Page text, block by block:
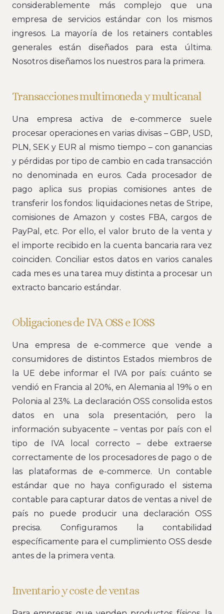
considerablemente más complejo que una
empresa de servicios estándar con los mismos
ingresos. La mayoría de los retainers contables
generales están diseñados para esta última.
Nosotros diseñamos los nuestros para la primera.
Transacciones multimoneda y multicanal
Una empresa activa de e-commerce suele
procesar operaciones en varias divisas – GBP, USD,
PLN, SEK y EUR al mismo tiempo – con ganancias
y pérdidas por tipo de cambio en cada transacción
no denominada en euros. Cada procesador de
pago aplica sus propias comisiones antes de
transferir los fondos: liquidaciones netas de Stripe,
comisiones de Amazon y costes FBA, cargos de
PayPal, etc. Por ello, el valor bruto de la venta y
el importe recibido en la cuenta bancaria rara vez
coinciden. Conciliar estos datos en varios canales
cada mes es una tarea muy distinta a procesar un
extracto bancario estándar.
Obligaciones de IVA OSS e IOSS
Una empresa de e-commerce que vende a
consumidores de distintos Estados miembros de
la UE debe informar el IVA por país: cuánto se
vendió en Francia al 20%, en Alemania al 19% o en
Polonia al 23%. La declaración OSS consolida estos
datos en una sola presentación, pero la
información subyacente – ventas por país con el
tipo de IVA local correcto – debe extraerse
correctamente de los procesadores de pago o de
las plataformas de e-commerce. Un contable
estándar que no haya configurado el sistema
contable para capturar datos de ventas a nivel de
país no puede producir una declaración OSS
precisa. Configuramos la contabilidad
específicamente para el cumplimiento OSS desde
antes de la primera venta.
Inventario y coste de ventas